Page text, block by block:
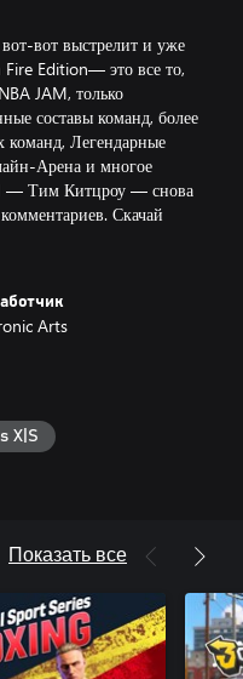
вот выстрелит и уже
Edition— это все то,
JAM, только
составы команд, более
команд, Легендарные
Арена и многое
— Тим Китцроу — снова
Скачай
Arts
X|S
Показать все